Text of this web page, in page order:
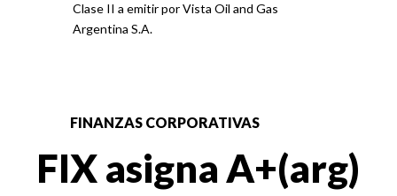
Clase II a emitir por Vista Oil and Gas
Argentina S.A.
FINANZAS CORPORATIVAS
FIX asigna A+(arg)